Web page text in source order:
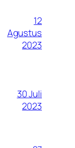
12
Agustus
2023
30 Juli
2023